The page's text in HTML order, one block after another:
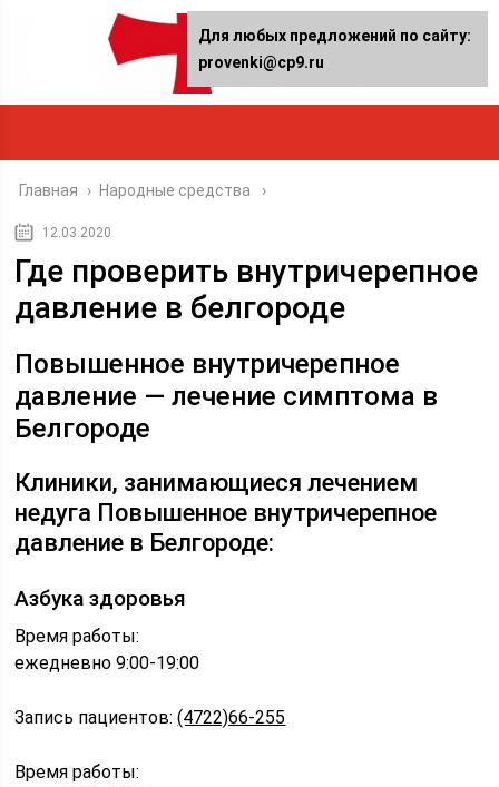
Главная › Народные средства
12.03.2020
Где проверить внутричерепное
давление в белгороде
Повышенное внутричерепное
давление — лечение симптома в
Белгороде
Клиники, занимающиеся лечением
недуга Повышенное внутричерепное
давление в Белгороде:
Азбука здоровья
Время работы:
ежедневно 9:00-19:00
Запись пациентов:(4722)66-255
Время работы:
Для любых предложений по сайту:
provenki@cp9.ru